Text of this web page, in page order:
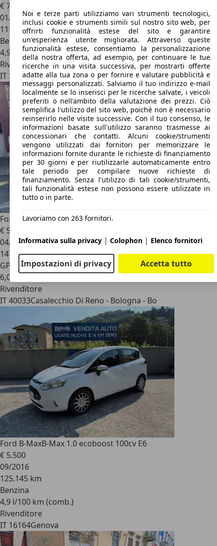
€ 7.500
01/2017
115.500 km
Benzina
4,9 l/100 km (comb.)
Rivenditore
IT 21047Saronno - Varese - Va
Ford B-MaxGPL
€ 5.990
04/2015
147.000 km
GPL
6,0 l/100 km (comb.)
Rivenditore
IT 40033Casalecchio Di Reno - Bologna - Bo
Ford B-MaxB-Max 1.0 ecoboost 100cv E6
€ 5.500
09/2016
125.145 km
Benzina
4,9 l/100 km (comb.)
Rivenditore
IT 16164Genova
Noi e terze parti utilizziamo vari strumenti tecnologici,
inclusi cookie e strumenti simili sul nostro sito web, per
offrirti funzionalità estese del sito e garantire
un'esperienza utente migliorata. Attraverso queste
funzionalità estese, consentiamo la personalizzazione
della nostra offerta, ad esempio, per continuare le tue
ricerche in una visita successiva, per mostrarti offerte
adatte alla tua zona o per fornire e valutare pubblicità e
messaggi personalizzati. Salviamo il tuo indirizzo e-mail
localmente se lo inserisci per le ricerche salvate, i veicoli
preferiti o nell'ambito della valutazione dei prezzi. Ciò
semplifica l'utilizzo del sito web, poiché non è necessario
reinserirlo nelle visite successive. Con il tuo consenso, le
informazioni basate sull'utilizzo saranno trasmesse ai
concessionari che contatti. Alcuni cookie/strumenti
vengono utilizzati dai fornitori per memorizzare le
informazioni fornite durante le richieste di finanziamento
per 30 giorni e per riutilizzarle automaticamente entro
tale periodo per compilare nuove richieste di
finanziamento. Senza l'utilizzo di tali cookie/strumenti,
tali funzionalità estese non possono essere utilizzate in
tutto o in parte.
Lavoriamo con 263 fornitori.
Informativa sulla privacy | Colophon | Elenco fornitori
Impostazioni di privacy Accetta tutto